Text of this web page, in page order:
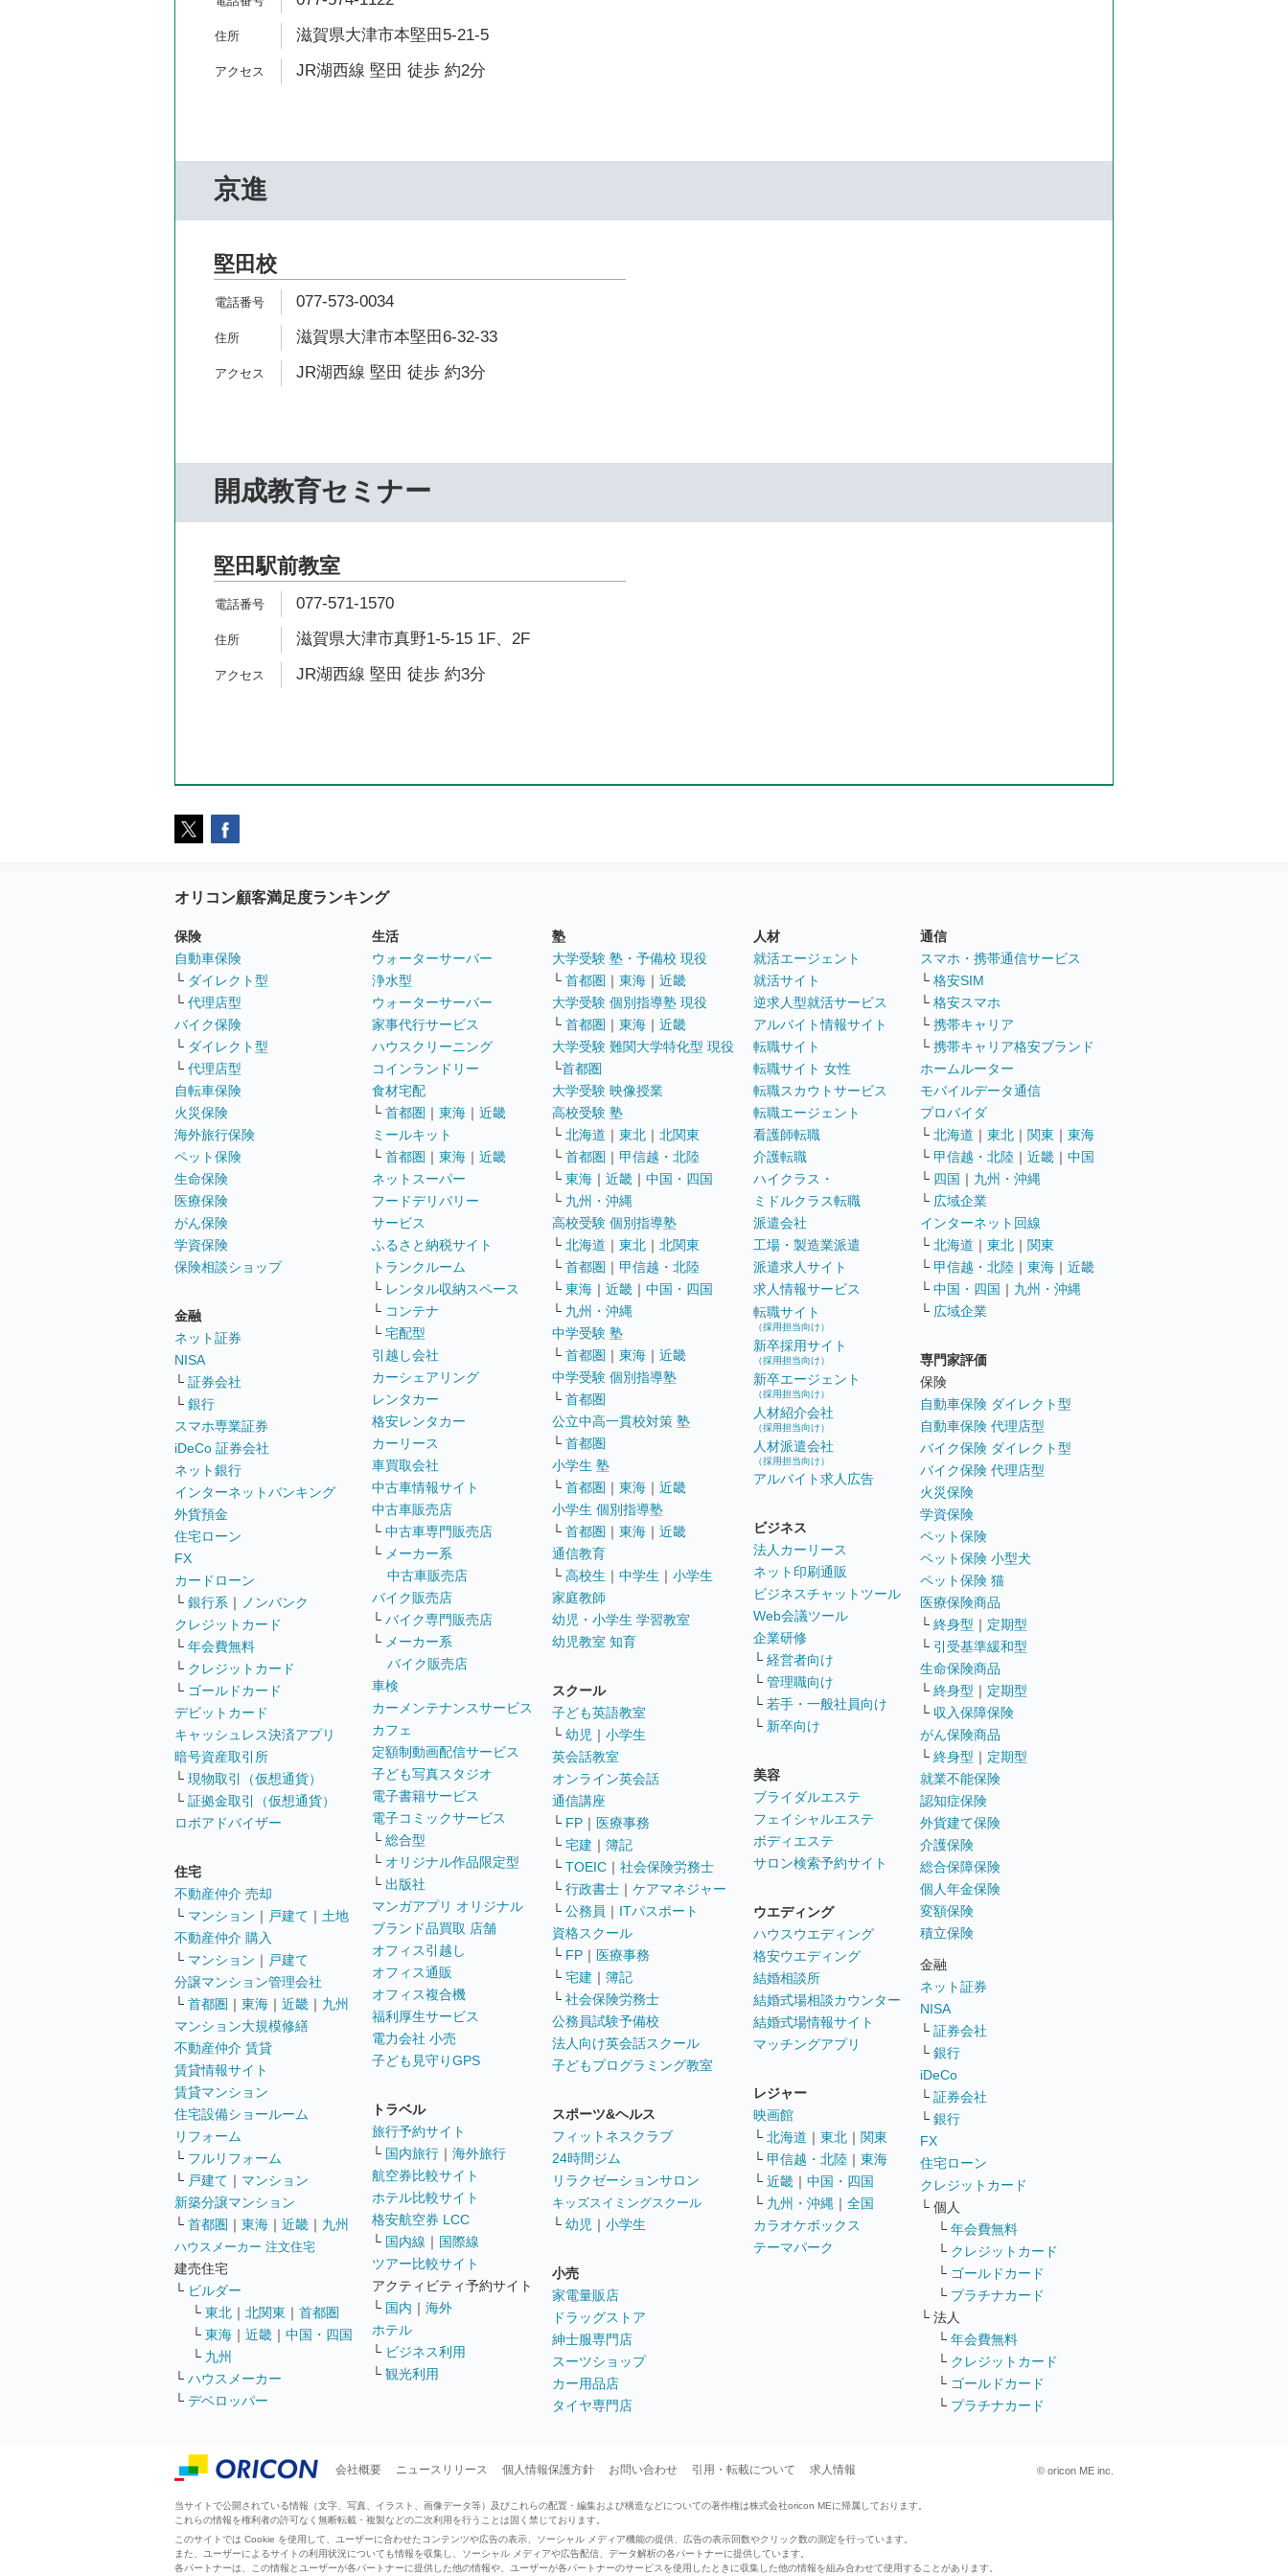
滋賀県大津市本堅田5-21-5
JR湖西線 堅田 徒歩 約2分
京進
堅田校
077-573-0034
滋賀県大津市本堅田6-32-33
JR湖西線 堅田 徒歩 約3分
開成教育セミナー
堅田駅前教室
077-571-1570
滋賀県大津市真野1-5-15 1F、2F
JR湖西線 堅田 徒歩 約3分
オリコン顧客満足度ランキング
保険
自動車保険
└ ダイレクト型
└ 代理店型
バイク保険
└ ダイレクト型
└ 代理店型
自転車保険
火災保険
海外旅行保険
ペット保険
生命保険
医療保険
がん保険
学資保険
保険相談ショップ
金融
ネット証券
NISA
└ 証券会社
└ 銀行
スマホ専業証券
iDeCo 証券会社
ネット銀行
インターネットバンキング
外貨預金
住宅ローン
FX
カードローン
└ 銀行系 ｜
ノンバンク
クレジットカード
└ 年会費無料
└ クレジットカード
└ ゴールドカード
デビットカード
キャッシュレス決済アプリ
暗号資産取引所
└ 現物取引（仮想通貨）
└ 証拠金取引（仮想通貨）
ロボアドバイザー
住宅
不動産仲介 売却
└ マンション ｜ 戸建て ｜ 土地
不動産仲介 購入
└ マンション ｜ 戸建て
分譲マンション管理会社
└ 首都圏 ｜ 東海 ｜ 近畿 ｜ 九州
マンション大規模修繕
不動産仲介 賃貸
賃貸情報サイト
賃貸マンション
住宅設備ショールーム
リフォーム
└ フルリフォーム
└ 戸建て ｜ マンション
新築分譲マンション
└ 首都圏 ｜ 東海 ｜ 近畿 ｜ 九州
ハウスメーカー 注文住宅
建売住宅
└ ビルダー
└ 東北 ｜ 北関東 ｜ 首都圏
└ 東海 ｜ 近畿 ｜ 中国・四国
└ 九州
└ ハウスメーカー
└ デベロッパー
生活
ウォーターサーバー
浄水型
ウォーターサーバー
家事代行サービス
ハウスクリーニング
コインランドリー
食材宅配
└ 首都圏 ｜ 東海 ｜ 近畿
ミールキット
└ 首都圏 ｜ 東海 ｜ 近畿
ネットスーパー
フードデリバリー
サービス
ふるさと納税サイト
トランクルーム
└ レンタル収納スペース
└ コンテナ
└ 宅配型
引越し会社
カーシェアリング
レンタカー
格安レンタカー
カーリース
車買取会社
中古車情報サイト
中古車販売店
└ 中古車専門販売店
└ メーカー系
中古車販売店
バイク販売店
└ バイク専門販売店
└ メーカー系
バイク販売店
車検
カーメンテナンスサービス
カフェ
定額制動画配信サービス
子ども写真スタジオ
電子書籍サービス
電子コミックサービス
└ 総合型
└ オリジナル作品限定型
└ 出版社
マンガアプリ オリジナル
ブランド品買取 店舗
オフィス引越し
オフィス通販
オフィス複合機
福利厚生サービス
電力会社 小売
子ども見守りGPS
トラベル
旅行予約サイト
└ 国内旅行 ｜ 海外旅行
航空券比較サイト
ホテル比較サイト
格安航空券 LCC
└ 国内線 ｜ 国際線
ツアー比較サイト
アクティビティ予約サイト
└ 国内 ｜ 海外
ホテル
└ ビジネス利用
└ 観光利用
塾
大学受験 塾・予備校 現役
└ 首都圏 ｜ 東海 ｜ 近畿
大学受験 個別指導塾 現役
└ 首都圏 ｜ 東海 ｜ 近畿
大学受験 難関大学特化型 現役
└首都圏
大学受験 映像授業
高校受験 塾
└ 北海道 ｜ 東北 ｜ 北関東
└ 首都圏 ｜ 甲信越・北陸
└ 東海 ｜ 近畿 ｜ 中国・四国
└ 九州・沖縄
高校受験 個別指導塾
└ 北海道 ｜ 東北 ｜ 北関東
└ 首都圏 ｜ 甲信越・北陸
└ 東海 ｜ 近畿 ｜ 中国・四国
└ 九州・沖縄
中学受験 塾
└ 首都圏 ｜ 東海 ｜ 近畿
中学受験 個別指導塾
└ 首都圏
公立中高一貫校対策 塾
└ 首都圏
小学生 塾
└ 首都圏 ｜ 東海 ｜ 近畿
小学生 個別指導塾
└ 首都圏 ｜ 東海 ｜ 近畿
通信教育
└ 高校生 ｜ 中学生 ｜ 小学生
家庭教師
幼児・小学生 学習教室
幼児教室 知育
スクール
子ども英語教室
└ 幼児 ｜ 小学生
英会話教室
オンライン英会話
通信講座
└ FP ｜ 医療事務
└ 宅建 ｜ 簿記
└ TOEIC ｜ 社会保険労務士
└ 行政書士 ｜ ケアマネジャー
└ 公務員 ｜ ITパスポート
資格スクール
└ FP ｜ 医療事務
└ 宅建 ｜ 簿記
└ 社会保険労務士
公務員試験予備校
法人向け英会話スクール
子どもプログラミング教室
スポーツ&ヘルス
フィットネスクラブ
24時間ジム
リラクゼーションサロン
キッズスイミングスクール
└ 幼児 ｜ 小学生
小売
家電量販店
ドラッグストア
紳士服専門店
スーツショップ
カー用品店
タイヤ専門店
人材
就活エージェント
就活サイト
逆求人型就活サービス
アルバイト情報サイト
転職サイト
転職サイト 女性
転職スカウトサービス
転職エージェント
看護師転職
介護転職
ハイクラス・
ミドルクラス転職
派遣会社
工場・製造業派遣
派遣求人サイト
求人情報サービス
転職サイト
（採用担当向け）
新卒採用サイト
（採用担当向け）
新卒エージェント
（採用担当向け）
人材紹介会社
（採用担当向け）
人材派遣会社
（採用担当向け）
アルバイト求人広告
ビジネス
法人カーリース
ネット印刷通販
ビジネスチャットツール
Web会議ツール
企業研修
└ 経営者向け
└ 管理職向け
└ 若手・一般社員向け
└ 新卒向け
美容
ブライダルエステ
フェイシャルエステ
ボディエステ
サロン検索予約サイト
ウエディング
ハウスウエディング
格安ウエディング
結婚相談所
結婚式場相談カウンター
結婚式場情報サイト
マッチングアプリ
レジャー
映画館
└ 北海道 ｜ 東北 ｜ 関東
└ 甲信越・北陸 ｜ 東海
└ 近畿 ｜ 中国・四国
└ 九州・沖縄 ｜ 全国
カラオケボックス
テーマパーク
通信
スマホ・携帯通信サービス
└ 格安SIM
└ 格安スマホ
└ 携帯キャリア
└ 携帯キャリア格安ブランド
ホームルーター
モバイルデータ通信
プロバイダ
└ 北海道 ｜ 東北 ｜ 関東 ｜ 東海
└ 甲信越・北陸 ｜ 近畿 ｜ 中国
└ 四国 ｜ 九州・沖縄
└ 広域企業
インターネット回線
└ 北海道 ｜ 東北 ｜ 関東
└ 甲信越・北陸 ｜ 東海 ｜ 近畿
└ 中国・四国 ｜ 九州・沖縄
└ 広域企業
専門家評価
保険
自動車保険 ダイレクト型
自動車保険 代理店型
バイク保険 ダイレクト型
バイク保険 代理店型
火災保険
学資保険
ペット保険
ペット保険 小型犬
ペット保険 猫
医療保険商品
└ 終身型 ｜ 定期型
└ 引受基準緩和型
生命保険商品
└ 終身型 ｜ 定期型
└ 収入保障保険
がん保険商品
└ 終身型 ｜ 定期型
就業不能保険
認知症保険
外貨建て保険
介護保険
総合保障保険
個人年金保険
変額保険
積立保険
金融
ネット証券
NISA
└ 証券会社
└ 銀行
iDeCo
└ 証券会社
└ 銀行
FX
住宅ローン
クレジットカード
└ 個人
└ 年会費無料
└ クレジットカード
└ ゴールドカード
└ プラチナカード
└ 法人
└ 年会費無料
└ クレジットカード
└ ゴールドカード
└ プラチナカード
会社概要 ニュースリリース 個人情報保護方針 お問い合わせ 引用・転載について 求人情報 © oricon ME inc.
当サイトで公開されている情報（文字、写真、イラスト、画像データ等）及びこれらの配置・編集および構造などについての著作権は株式会社oricon MEに帰属しております。
これらの情報を権利者の許可なく無断転載・複製などの二次利用を行うことは固く禁じております。
このサイトでは Cookie を使用して、ユーザーに合わせたコンテンツや広告の表示、ソーシャル メディア機能の提供、広告の表示回数やクリック数の測定を行っています。
また、ユーザーによるサイトの利用状況についても情報を収集し、ソーシャル メディアや広告配信、データ解析の各パートナーに提供しています。
各パートナーは、この情報とユーザーが各パートナーに提供した他の情報や、ユーザーが各パートナーのサービスを使用したときに収集した他の情報を組み合わせて使用することがあります。